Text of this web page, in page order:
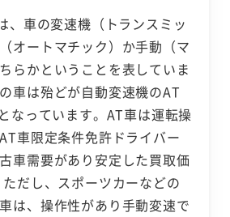
、車の変速機（トランスミッ
オートマチック）か手動（マ
らかということを表していま
車は殆どが自動変速機のAT
なっています。AT車は運転操
車限定条件免許ドライバー
車需要があり安定した買取価
だし、スポーツカーなどの
は、操作性があり手動変速で